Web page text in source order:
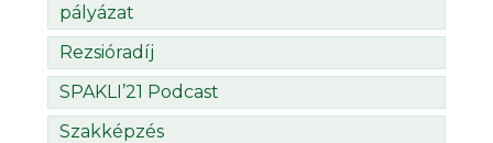
pályázat
Rezsióradíj
SPAKLI’21 Podcast
Szakképzés